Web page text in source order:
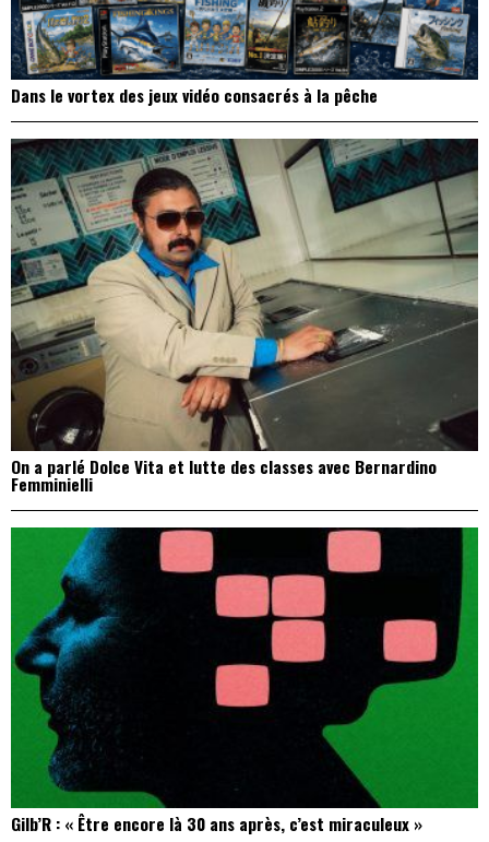
Dans le vortex des jeux vidéo consacrés à la pêche
On a parlé Dolce Vita et lutte des classes avec Bernardino
Femminielli
Gilb’R : « Être encore là 30 ans après, c’est miraculeux »